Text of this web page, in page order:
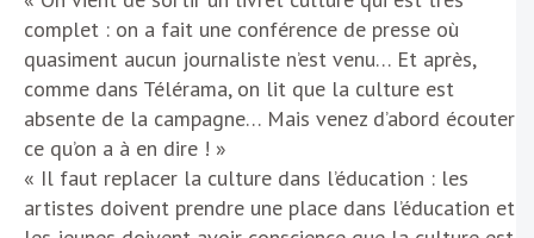
complet : on a fait une conférence de presse où
quasiment aucun journaliste n’est venu… Et après,
comme dans Télérama, on lit que la culture est
absente de la campagne… Mais venez d’abord écouter
ce qu’on a à en dire ! »
« Il faut replacer la culture dans l’éducation : les
artistes doivent prendre une place dans l’éducation et